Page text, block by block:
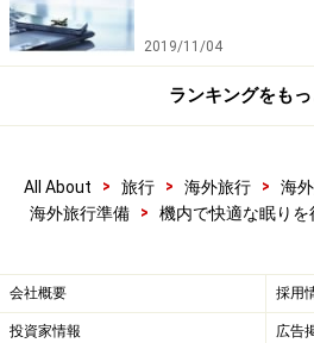
2019/11/04
ランキングをも
All About > 旅行 > 海外旅行 > 海
海外旅行準備
> 機内で快適な眠り
会社概要 採用
投資家情報 広告